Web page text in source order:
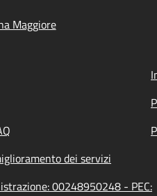
Maggiore
dei servizi
00248950248 - PEC: